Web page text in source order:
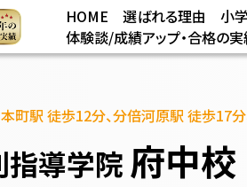
HOME 選ばれる理由 小
体験談/成績アップ・合格の
町駅 徒歩12分、分倍河原駅 徒歩17
導学院府中校